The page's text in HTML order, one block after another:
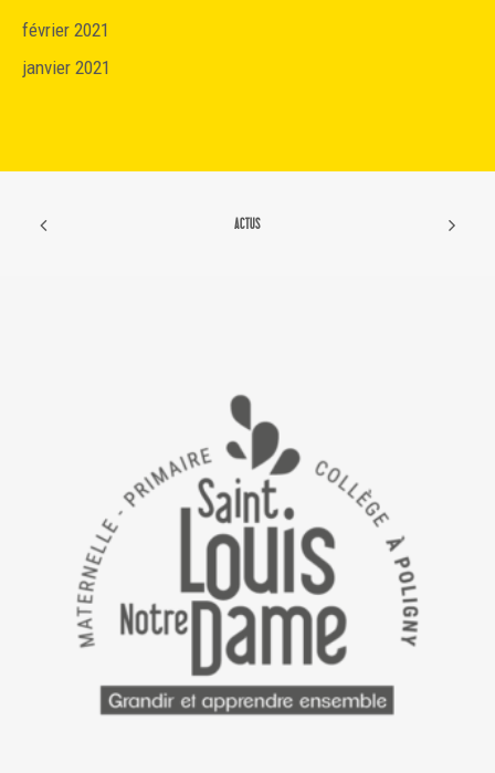
février 2021
janvier 2021
ACTUS